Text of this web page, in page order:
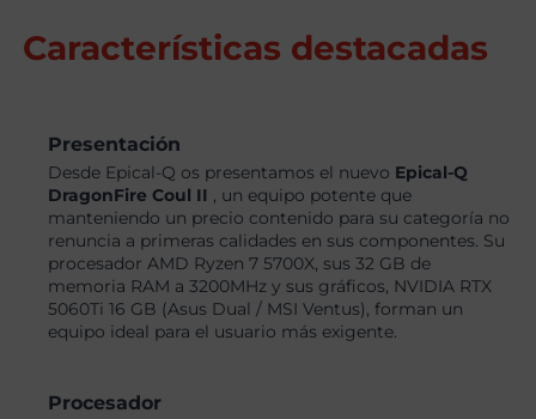
Características destacadas
Presentación
Desde Epical-Q os presentamos el nuevo Epical-Q
DragonFire Coul II , un equipo potente que
manteniendo un precio contenido para su categoría no
renuncia a primeras calidades en sus componentes. Su
procesador AMD Ryzen 7 5700X, sus 32 GB de
memoria RAM a 3200MHz y sus gráficos, NVIDIA RTX
5060Ti 16 GB (Asus Dual / MSI Ventus), forman un
equipo ideal para el usuario más exigente.
Procesador